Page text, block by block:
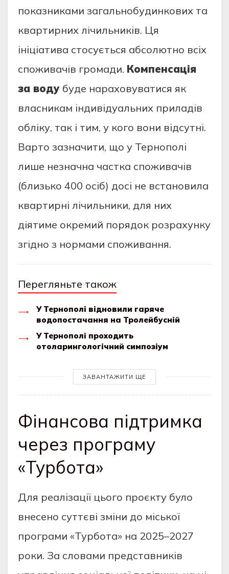
показниками загальнобудинкових та
квартирних лічильників. Ця
ініціатива стосується абсолютно всіх
споживачів громади. Компенсація
за воду буде нараховуватися як
власникам індивідуальних приладів
обліку, так і тим, у кого вони відсутні.
Варто зазначити, що у Тернополі
лише незначна частка споживачів
(близько 400 осіб) досі не встановила
квартирні лічильники, для них
діятиме окремий порядок розрахунку
згідно з нормами споживання.
Перегляньте також
У Тернополі відновили гаряче
водопостачання на Тролейбусній
У Тернополі проходить
отоларингологічний симпозіум
ЗАВАНТАЖИТИ ЩЕ
Фінансова підтримка
через програму
«Турбота»
Для реалізації цього проєкту було
внесено суттєві зміни до міської
програми «Турбота» на 2025–2027
роки. За словами представників